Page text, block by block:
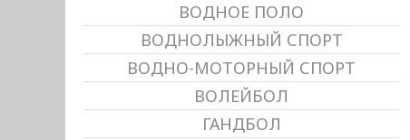
ВОДНОЕ ПОЛО
ВОДНОЛЫЖНЫЙ СПОРТ
ВОДНО-МОТОРНЫЙ СПОРТ
ВОЛЕЙБОЛ
ГАНДБОЛ